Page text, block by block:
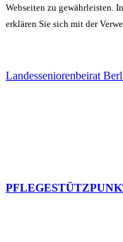
Webseiten zu gewährleisten.
erklären Sie sich mit der
Landesseniorenbeirat